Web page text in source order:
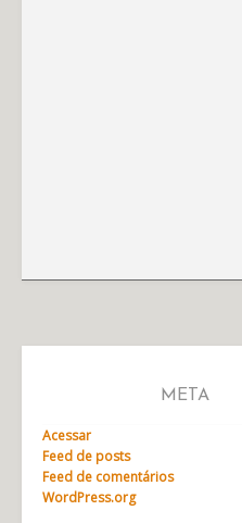
META
Acessar
Feed de posts
Feed de comentários
WordPress.org